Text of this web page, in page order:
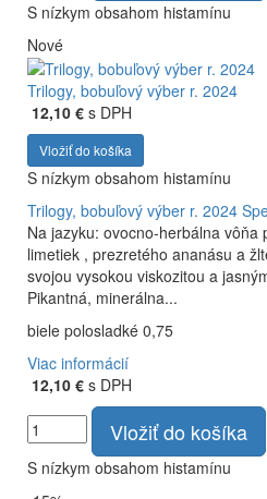
S nízkym obsahom histamínu
Nové
Trilogy, bobuľový výber r. 2024
12,10 € s DPH
Vložiť do košíka
S nízkym obsahom histamínu
Trilogy, bobuľový výber r. 2024
Na jazyku: ovocno-herbálna vôňa
limetiek , prezretého ananásu a
svojou vysokou viskozitou a
Pikantná, minerálna...
biele polosladké 0,75
Viac informácií
12,10 € s DPH
Vložiť do košíka
S nízkym obsahom histamínu